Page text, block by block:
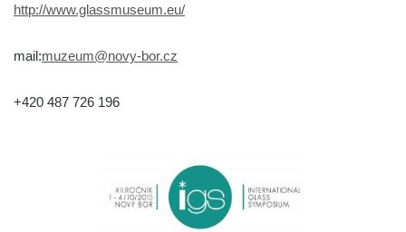
http://www.glassmuseum.eu/
mail:muzeum@novy-bor.cz
+420 487 726 196